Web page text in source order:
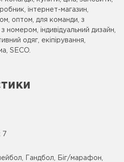
інтернет-магазин,
оптом, для команди, з
номером, індивідуальний дизайн,
одяг, екіпірування,
SECO.
7
Гандбол, Біг/марафон,